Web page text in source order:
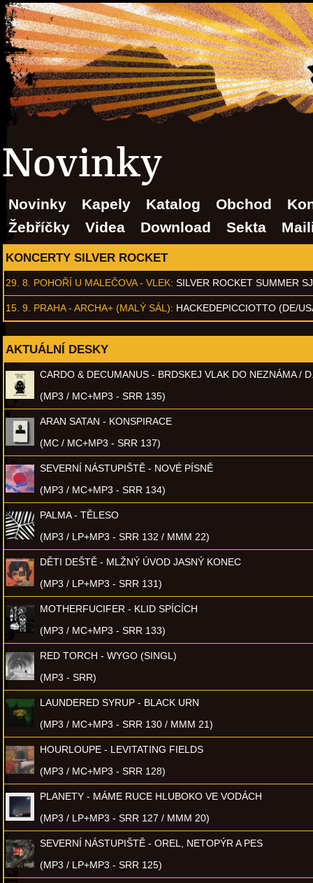
Novinky
Novinky Kapely Katalog Obchod
Žebříčky
Videa Download Sekta
KONCERTY SILVER ROCKET
29. 8. POHOŘÍ U MALEČOVA - VLEK: SILVER ROCKET SUMMER
15. 9. PRAHA - ARCHA+ (MALÝ SÁL): HACKEDEPICCIOTTO (DE/
AKTUÁLNÍ DESKY
CARDO & DECUMANUS - BRDSKEJ VLAK DO NEZNÁMA /
(MP3 / MC+MP3 - SRR 135)
ARAN SATAN - KONSPIRACE
(MC / MC+MP3 - SRR 137)
SEVERNÍ NÁSTUPIŠTĚ - NOVÉ PÍSNĚ
(MP3 / MC+MP3 - SRR 134)
PALMA - TĚLESO
(MP3 / LP+MP3 - SRR 132 / MMM 22)
DĚTI DEŠTĚ - MLŽNÝ ÚVOD JASNÝ KONEC
(MP3 / LP+MP3 - SRR 131)
MOTHERFUCIFER - KLID SPÍCÍCH
(MP3 / MC+MP3 - SRR 133)
RED TORCH - WYGO (SINGL)
(MP3 - SRR)
LAUNDERED SYRUP - BLACK URN
(MP3 / MC+MP3 - SRR 130 / MMM 21)
HOURLOUPE - LEVITATING FIELDS
(MP3 / MC+MP3 - SRR 128)
PLANETY - MÁME RUCE HLUBOKO VE VODÁCH
(MP3 / LP+MP3 - SRR 127 / MMM 20)
SEVERNÍ NÁSTUPIŠTĚ - OREL, NETOPÝR A PES
(MP3 / LP+MP3 - SRR 125)